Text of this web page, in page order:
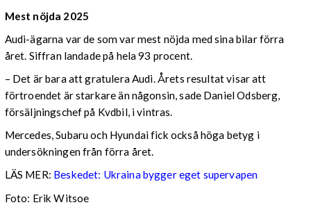
Mest nöjda 2025
Audi-ägarna var de som var mest nöjda med sina bilar förra
året. Siffran landade på hela 93 procent.
– Det är bara att gratulera Audi. Årets resultat visar att
förtroendet är starkare än någonsin, sade Daniel Odsberg,
försäljningschef på Kvdbil, i vintras.
Mercedes, Subaru och Hyundai fick också höga betyg i
undersökningen från förra året.
LÄS MER: Beskedet: Ukraina bygger eget supervapen
Foto: Erik Witsoe